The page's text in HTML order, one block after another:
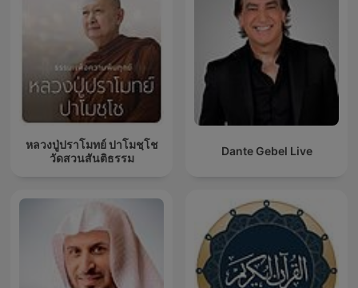
หลวงปู่ปราโมทย์ ปาโมชฺโช
วัดสวนสันติธรรม
Dante Gebel Live